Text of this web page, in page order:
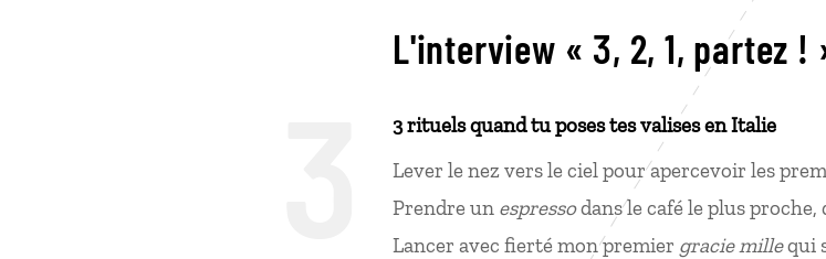
L'interview « 3, 2, 1, partez !
3 rituels quand tu poses tes valises en Italie
Lever le nez vers le ciel pour apercevoir les
Prendre un espressodans le café le plus
Lancer avec fierté mon premier gracie millequi